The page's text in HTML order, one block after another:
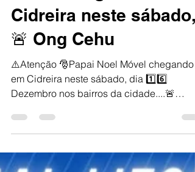
Móvel chegando em
Cidreira neste sábado,
🚨 Ong Cehu
⚠️Atenção 🎅Papai Noel Móvel chegando
em Cidreira neste sábado, dia 1️⃣6️⃣
Dezembro nos bairros da cidade....🚨